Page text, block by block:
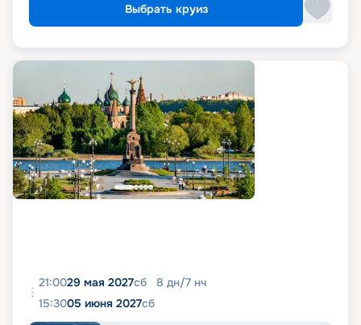
Выбрать круиз
21:0029 мая 2027сб 8 дн/7 нч
15:3005 июня 2027сб